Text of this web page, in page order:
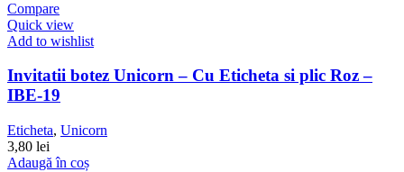
Compare
Quick view
Add to wishlist
Invitatii botez Unicorn – Cu Eticheta si plic Roz –
IBE-19
Eticheta, Unicorn
3,80 lei
Adaugă în coș